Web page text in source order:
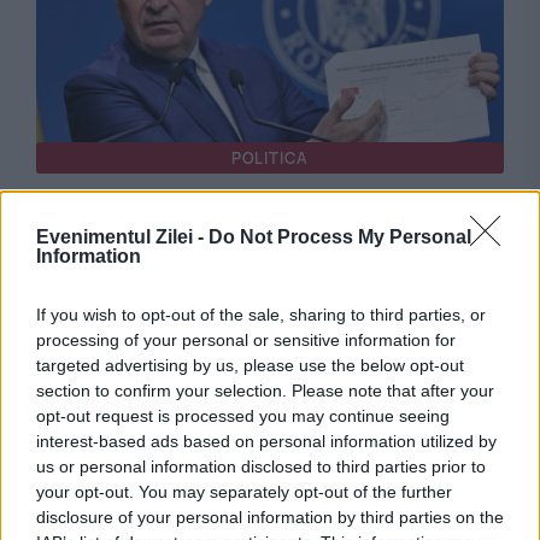
Evenimentul Zilei - Do Not Process My Personal
Information
If you wish to opt-out of the sale, sharing to third parties, or
processing of your personal or sensitive information for
targeted advertising by us, please use the below opt-out
section to confirm your selection. Please note that after your
opt-out request is processed you may continue seeing
interest-based ads based on personal information utilized by
us or personal information disclosed to third parties prior to
your opt-out. You may separately opt-out of the further
disclosure of your personal information by third parties on the
POLITICA
Bolojan: Agențiile de rating vor analiza trei
factori-cheie înainte de următoarea evaluare a